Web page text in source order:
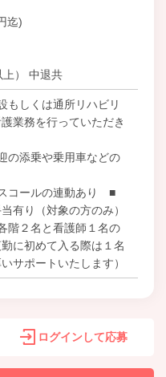
迄)
） 中退共
もしくは通所リハビリ
業務を行っていただき
の添乗や乗用車などの
コールの連動あり ■
有り（対象の方のみ）
階２名と看護師１名の
に初めて入る際は１名
サポートいたします）
ログインして応募